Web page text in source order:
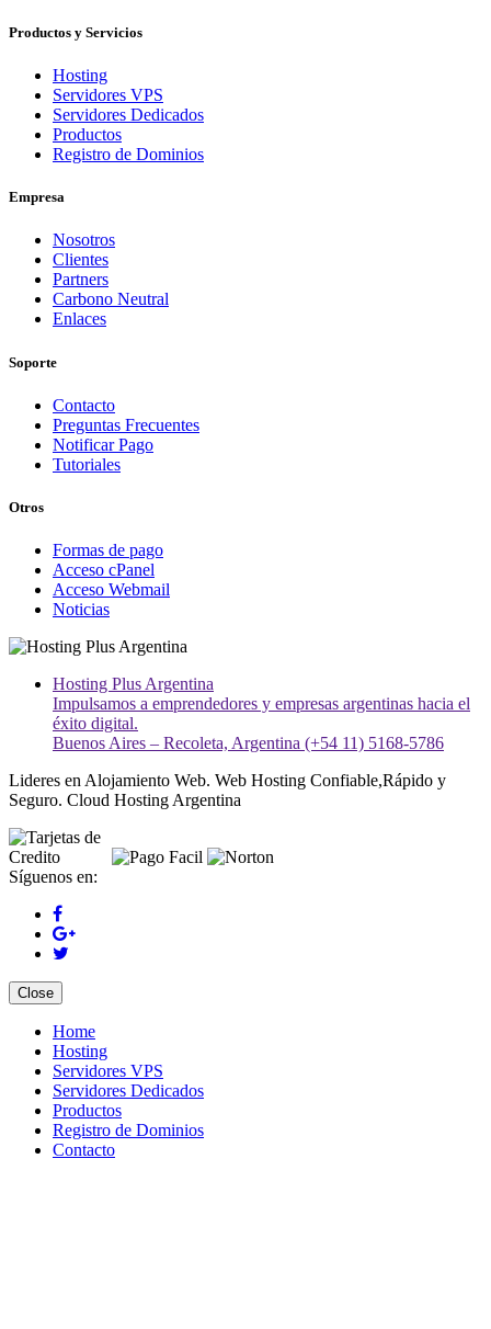
Productos y Servicios
Hosting
Servidores VPS
Servidores Dedicados
Productos
Registro de Dominios
Empresa
Nosotros
Clientes
Partners
Carbono Neutral
Enlaces
Soporte
Contacto
Preguntas Frecuentes
Notificar Pago
Tutoriales
Otros
Formas de pago
Acceso cPanel
Acceso Webmail
Noticias
Hosting Plus Argentina
Impulsamos a emprendedores y empresas argentinas hacia el
éxito digital.
Buenos Aires – Recoleta, Argentina (+54 11) 5168-5786
Lideres en Alojamiento Web. Web Hosting Confiable,Rápido y
Seguro. Cloud Hosting Argentina
Síguenos en:
Close
Home
Hosting
Servidores VPS
Servidores Dedicados
Productos
Registro de Dominios
Contacto